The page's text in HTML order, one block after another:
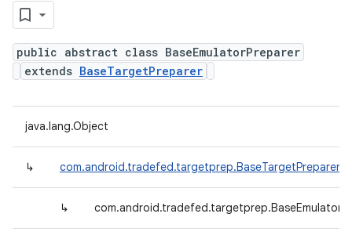
public abstract class BaseEmulatorPreparer
extends BaseTargetPreparer
java.lang.Object
↳ com.android.tradefed.targetprep.BaseTargetPreparer
↳